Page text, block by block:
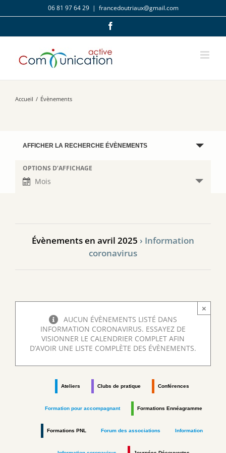
au
06 81 97 64 29 | francedoutriaux@gmail.com
Accueil / Évènements
et
de
vues
AFFICHER LA RECHERCHE ÉVÈNEMENTS
Navigation
de
OPTIONS D’AFFICHAGE
Mois
Évènements en avril 2025 › Information
coronavirus
×
AUCUN ÉVÈNEMENTS LISTÉ DANS
INFORMATION CORONAVIRUS. ESSAYEZ DE
VISIONNER LE CALENDRIER COMPLET AFIN
D’AVOIR UNE LISTE COMPLÈTE DES ÉVÈNEMENTS.
Ateliers Clubs de pratique Conférences
Formation pour accompagnant Formations Ennéagramme
Formations PNL Forum des associations Information